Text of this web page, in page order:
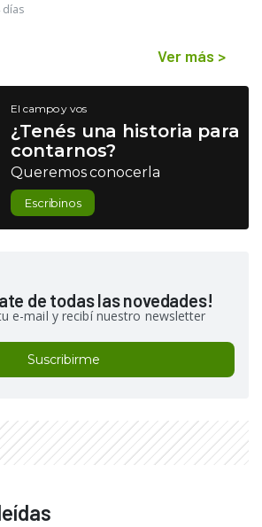
días
Ver más >
El campo y vos
¿Tenés una historia para
contarnos?
Queremos conocerla
Escribinos
de todas las novedades!
e-mail y recibí nuestro newsletter
Suscribirme